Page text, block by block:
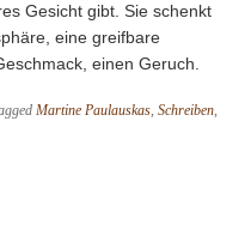
Gesicht gibt. Sie schenkt
eine greifbare
einen Geruch.
Martine Paulauskas, Schreiben,